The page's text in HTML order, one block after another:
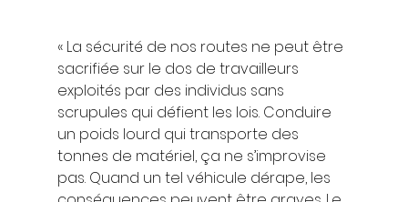
« La sécurité de nos routes ne peut être
sacrifiée sur le dos de travailleurs
exploités par des individus sans
scrupules qui défient les lois. Conduire
un poids lourd qui transporte des
tonnes de matériel, ça ne s’improvise
pas. Quand un tel véhicule dérape, les